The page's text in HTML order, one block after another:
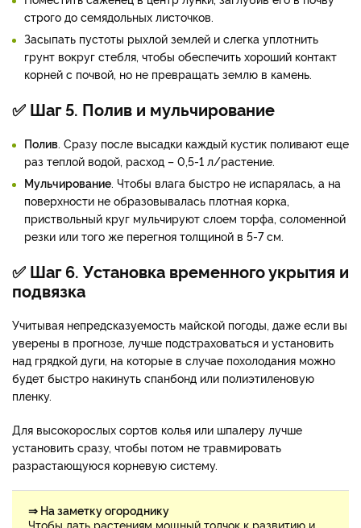
строго до семядольных листочков.
Засыпать пустоты рыхлой землей и слегка уплотнить
грунт вокруг стебля, чтобы обеспечить хороший контакт
корней с почвой, но не превращать землю в камень.
✅ Шаг 5. Полив и мульчирование
Полив. Сразу после высадки каждый кустик поливают еще
раз теплой водой, расход – 0,5-1 л/растение.
Мульчирование. Чтобы влага быстро не испарялась, а на
поверхности не образовывалась плотная корка,
приствольный круг мульчируют слоем торфа, соломенной
резки или того же перегноя толщиной в 5-7 см.
✅ Шаг 6. Установка временного укрытия и
подвязка
Учитывая непредсказуемость майской погоды, даже если вы
уверены в прогнозе, лучше подстраховаться и установить
над грядкой дуги, на которые в случае похолодания можно
будет быстро накинуть спанбонд или полиэтиленовую
пленку.
Для высокорослых сортов колья или шпалеру лучше
установить сразу, чтобы потом не травмировать
разрастающуюся корневую систему.
⇒ На заметку огороднику
Чтобы дать растениям мощный толчок к развитию и